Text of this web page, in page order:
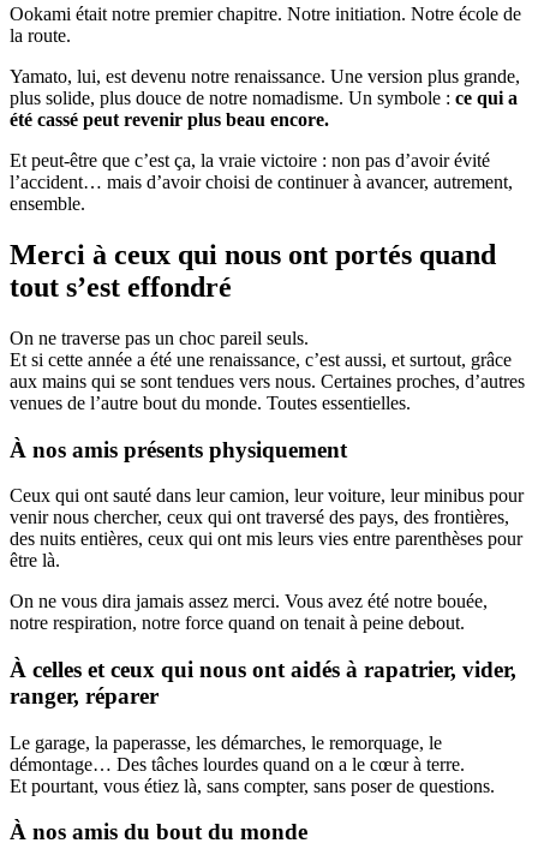
Ookami était notre premier chapitre. Notre initiation. Notre école de
la route.
Yamato, lui, est devenu notre renaissance. Une version plus grande,
plus solide, plus douce de notre nomadisme. Un symbole : ce qui a
été cassé peut revenir plus beau encore.
Et peut-être que c’est ça, la vraie victoire : non pas d’avoir évité
l’accident… mais d’avoir choisi de continuer à avancer, autrement,
ensemble.
Merci à ceux qui nous ont portés quand
tout s’est effondré
On ne traverse pas un choc pareil seuls.
Et si cette année a été une renaissance, c’est aussi, et surtout, grâce
aux mains qui se sont tendues vers nous. Certaines proches, d’autres
venues de l’autre bout du monde. Toutes essentielles.
À nos amis présents physiquement
Ceux qui ont sauté dans leur camion, leur voiture, leur minibus pour
venir nous chercher, ceux qui ont traversé des pays, des frontières,
des nuits entières, ceux qui ont mis leurs vies entre parenthèses pour
être là.
On ne vous dira jamais assez merci. Vous avez été notre bouée,
notre respiration, notre force quand on tenait à peine debout.
À celles et ceux qui nous ont aidés à rapatrier, vider,
ranger, réparer
Le garage, la paperasse, les démarches, le remorquage, le
démontage… Des tâches lourdes quand on a le cœur à terre.
Et pourtant, vous étiez là, sans compter, sans poser de questions.
À nos amis du bout du monde